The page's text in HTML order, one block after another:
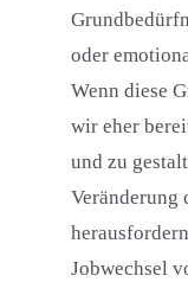
oder
Wenn diese
wir eher
und zu
Veränderung
Jobwechsel